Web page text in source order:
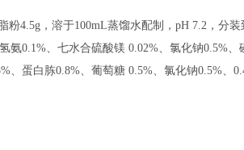
4.5g，溶于100mL蒸馏水配制，pH 7.2，分装
氨0.1%、七水合硫酸镁 0.02%、氯化钠0.5%、
、蛋白胨0.8%、葡萄糖 0.5%、氯化钠0.5%、